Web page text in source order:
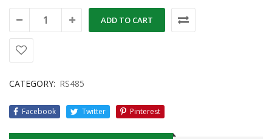
ADD TO CART
CATEGORY: RS485
Facebook Twitter Pinterest